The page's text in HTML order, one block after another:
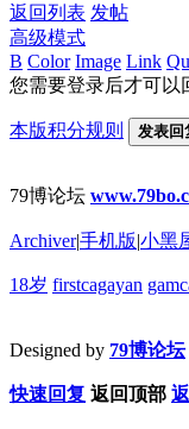
返回列表 发帖
高级模式
B Color Image Link
您需要登录后才可以
本版积分规则 发表回
79博论坛
Archiver|手机版|小黑
18岁 firstcagayan
Designed by 79博论坛
快速回复 返回顶部